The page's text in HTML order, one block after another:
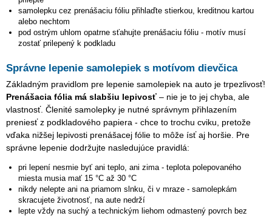
samolepku cez prenášaciu fóliu přihlaďte stierkou, kreditnou kartou
alebo nechtom
pod ostrým uhlom opatrne sťahujte prenášaciu fóliu - motív musí
zostať prilepený k podkladu
Správne lepenie samolepiek s motívom dievčica
Základným pravidlom pre lepenie samolepiek na auto je trpezlivosť!
Prenášacia fólia má slabšiu lepivosť – nie je to jej chyba, ale
vlastnosť. Členité samolepky je nutné správnym přihlazením
preniesť z podkladového papiera - chce to trochu cviku, pretože
vďaka nižšej lepivosti prenášacej fólie to môže ísť aj horšie. Pre
správne lepenie dodržujte nasledujúce pravidlá:
pri lepení nesmie byť ani teplo, ani zima - teplota polepovaného
miesta musia mať 15 °C až 30 °C
nikdy nelepte ani na priamom slnku, či v mraze - samolepkám
skracujete životnosť, na aute nedrží
lepte vždy na suchý a technickým liehom odmastený povrch bez